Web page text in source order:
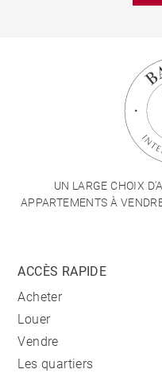
UN LARGE CHOIX
APPARTEMENTS À
ACCÈS RAPIDE
Acheter
Louer
Vendre
Les quartiers